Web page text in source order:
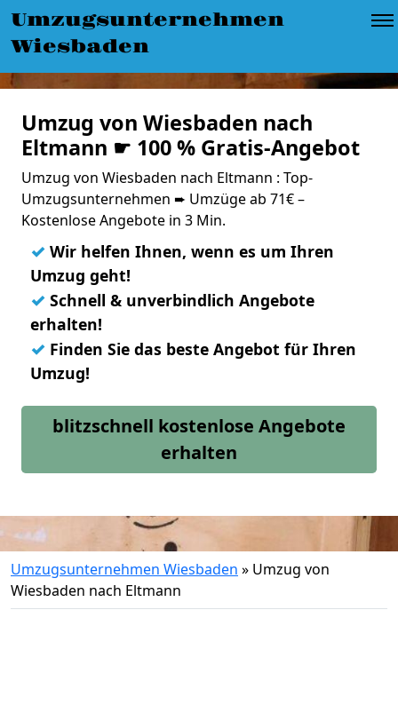
Umzugsunternehmen
Wiesbaden
Umzug von Wiesbaden nach
Eltmann ☛ 100 % Gratis-Angebot
Umzug von Wiesbaden nach Eltmann : Top-
Umzugsunternehmen ➨ Umzüge ab 71€ –
Kostenlose Angebote in 3 Min.
✓ Wir helfen Ihnen, wenn es um Ihren
Umzug geht!
✓ Schnell & unverbindlich Angebote
erhalten!
✓ Finden Sie das beste Angebot für Ihren
Umzug!
blitzschnell kostenlose Angebote
erhalten
Umzugsunternehmen Wiesbaden » Umzug von
Wiesbaden nach Eltmann